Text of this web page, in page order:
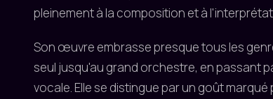
pleinement à la composition et à
Son œuvre embrasse presque tous les
seul jusqu'au grand orchestre, en passant
vocale. Elle se distingue par un goût